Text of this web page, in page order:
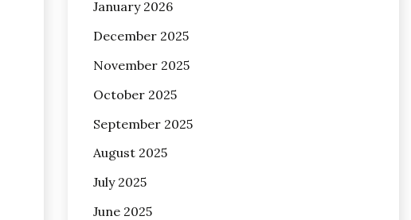
January 2026
December 2025
November 2025
October 2025
September 2025
August 2025
July 2025
June 2025